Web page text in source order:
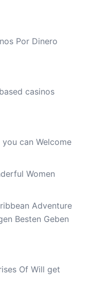
Por Dinero
casinos
can Welcome
Women
Adventure
Besten Geben
Of Will get